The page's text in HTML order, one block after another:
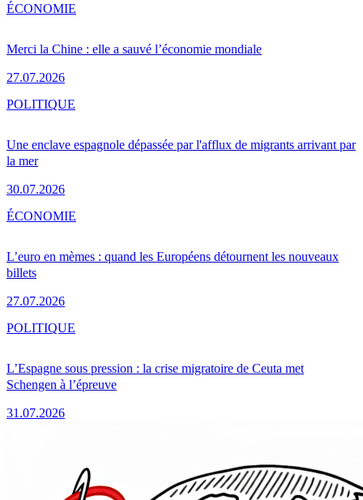
Merci la Chine : elle a sauvé l’économie mondiale
27.07.2026
ÉCONOMIE
Une enclave espagnole dépassée par l'afflux de migrants arrivant par
la mer
30.07.2026
POLITIQUE
L’euro en mèmes : quand les Européens détournent les nouveaux
billets
27.07.2026
ÉCONOMIE
L’Espagne sous pression : la crise migratoire de Ceuta met
Schengen à l’épreuve
31.07.2026
POLITIQUE